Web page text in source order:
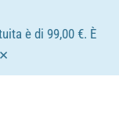
è di 99,00 €. È
×